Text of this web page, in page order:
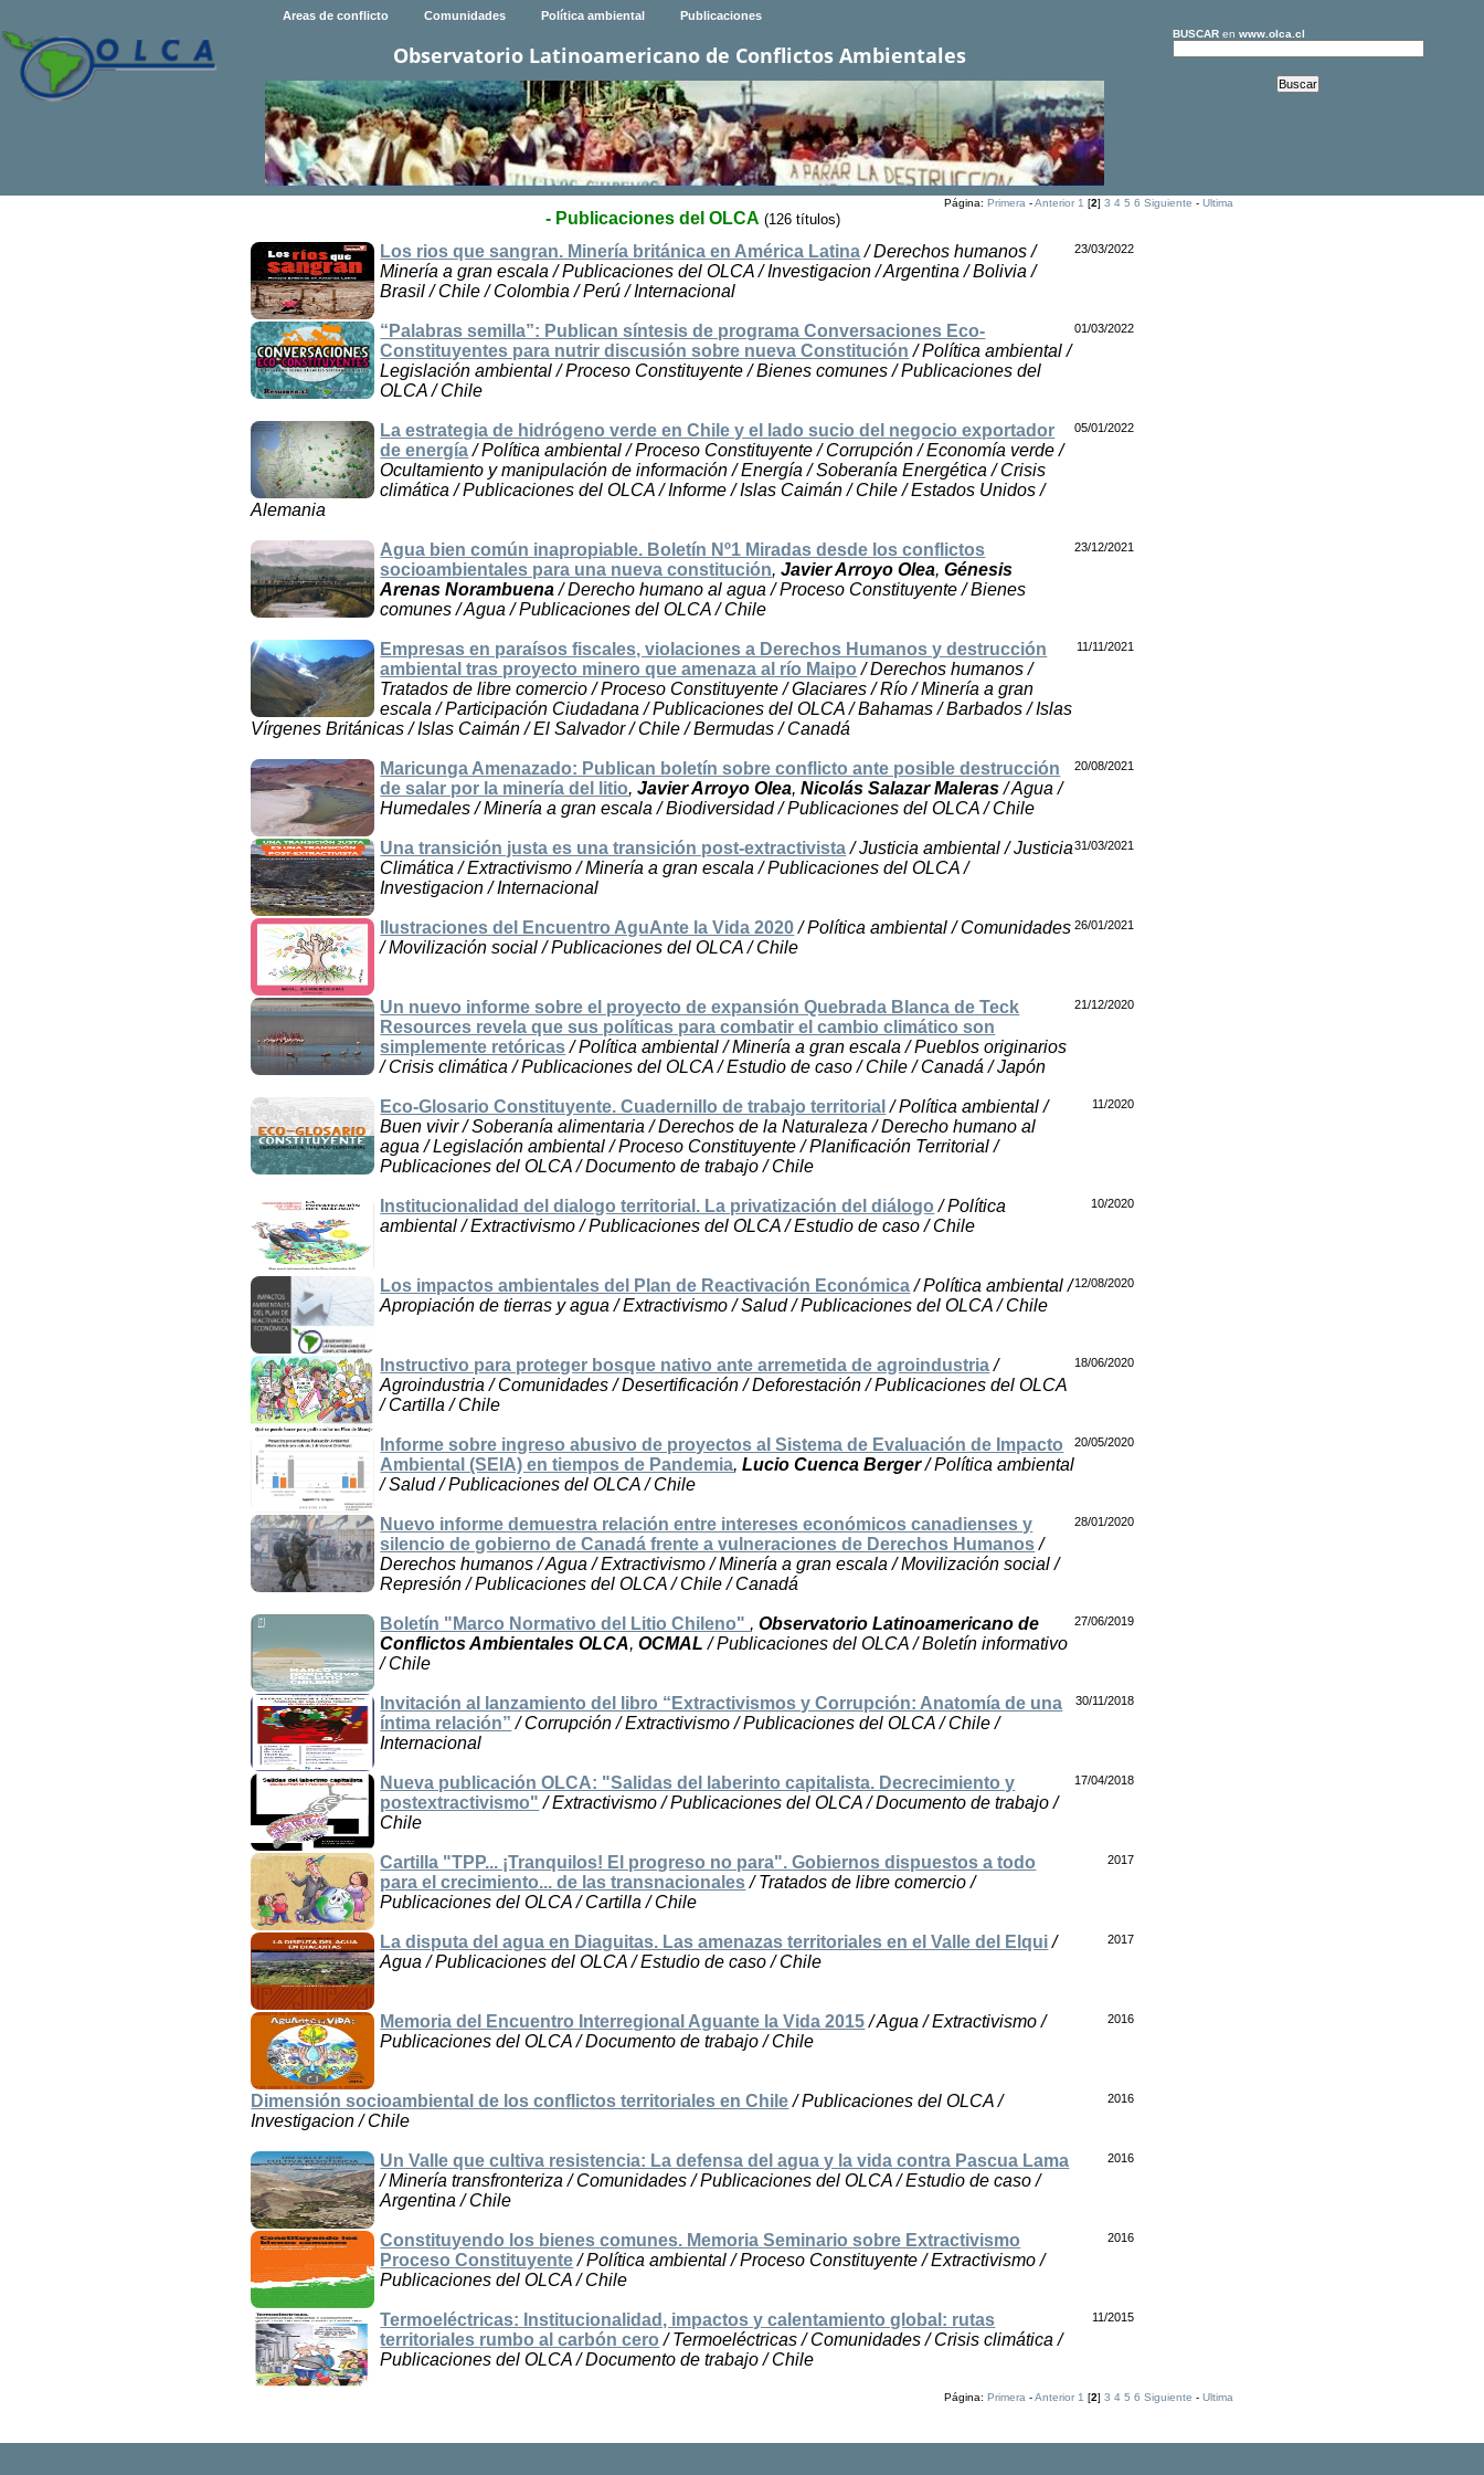
Areas de conflicto Comunidades Política ambiental Publicaciones
Observatorio Latinoamericano de Conflictos Ambientales
BUSCARen www.olca.cl
Página: Primera-Anterior 1 [2] 3 4 5 6 Siguiente - Ultima
- Publicaciones del OLCA (126 títulos)
Los rios que sangran. Minería británica en América Latina/ Derechos humanos /
Minería a gran escala / Publicaciones del OLCA / Investigacion / Argentina / Bolivia /
Brasil / Chile / Colombia / Perú / Internacional
23/03/2022
“Palabras semilla”: Publican síntesis de programa Conversaciones Eco-
Constituyentes para nutrir discusión sobre nueva Constitución / Política ambiental /
Legislación ambiental / Proceso Constituyente / Bienes comunes / Publicaciones del
OLCA / Chile
01/03/2022
La estrategia de hidrógeno verde en Chile y el lado sucio del negocio exportador
de energía/ Política ambiental / Proceso Constituyente / Corrupción / Economía verde /
Ocultamiento y manipulación de información / Energía / Soberanía Energética / Crisis
climática / Publicaciones del OLCA / Informe / Islas Caimán / Chile / Estados Unidos /
Alemania
05/01/2022
Agua bien común inapropiable. Boletín Nº1 Miradas desde los conflictos
socioambientales para una nueva constitución,Javier Arroyo Olea,Génesis
Arenas Norambuena/ Derecho humano al agua / Proceso Constituyente / Bienes
comunes / Agua / Publicaciones del OLCA / Chile
23/12/2021
Empresas en paraísos fiscales, violaciones a Derechos Humanos y destrucción
ambiental tras proyecto minero que amenaza al río Maipo / Derechos humanos /
Tratados de libre comercio / Proceso Constituyente / Glaciares / Río / Minería a gran
escala / Participación Ciudadana / Publicaciones del OLCA / Bahamas / Barbados / Islas
Vírgenes Británicas / Islas Caimán / El Salvador / Chile / Bermudas / Canadá
11/11/2021
Maricunga Amenazado: Publican boletín sobre conflicto ante posible destrucción
de salar por la minería del litio,Javier Arroyo Olea,Nicolás Salazar Maleras/ Agua /
Humedales / Minería a gran escala / Biodiversidad / Publicaciones del OLCA / Chile
20/08/2021
Una transición justa es una transición post-extractivista/ Justicia ambiental / Justicia
Climática / Extractivismo / Minería a gran escala / Publicaciones del OLCA /
Investigacion / Internacional
31/03/2021
Ilustraciones del Encuentro AguAnte la Vida 2020/ Política ambiental / Comunidades
/ Movilización social / Publicaciones del OLCA / Chile
26/01/2021
Un nuevo informe sobre el proyecto de expansión Quebrada Blanca de Teck
Resources revela que sus políticas para combatir el cambio climático son
simplemente retóricas/ Política ambiental / Minería a gran escala / Pueblos originarios
/ Crisis climática / Publicaciones del OLCA / Estudio de caso / Chile / Canadá / Japón
21/12/2020
Eco-Glosario Constituyente. Cuadernillo de trabajo territorial / Política ambiental /
Buen vivir / Soberanía alimentaria / Derechos de la Naturaleza / Derecho humano al
agua / Legislación ambiental / Proceso Constituyente / Planificación Territorial /
Publicaciones del OLCA / Documento de trabajo / Chile
11/2020
Institucionalidad del dialogo territorial. La privatización del diálogo / Política
ambiental / Extractivismo / Publicaciones del OLCA / Estudio de caso / Chile
10/2020
Los impactos ambientales del Plan de Reactivación Económica/ Política ambiental /
Apropiación de tierras y agua / Extractivismo / Salud / Publicaciones del OLCA / Chile
12/08/2020
Instructivo para proteger bosque nativo ante arremetida de agroindustria/
Agroindustria / Comunidades / Desertificación / Deforestación / Publicaciones del OLCA
/ Cartilla / Chile
18/06/2020
Informe sobre ingreso abusivo de proyectos al Sistema de Evaluación de Impacto
Ambiental (SEIA) en tiempos de Pandemia,Lucio Cuenca Berger/ Política ambiental
/ Salud / Publicaciones del OLCA / Chile
20/05/2020
Nuevo informe demuestra relación entre intereses económicos canadienses y
silencio de gobierno de Canadá frente a vulneraciones de Derechos Humanos/
Derechos humanos / Agua / Extractivismo / Minería a gran escala / Movilización social /
Represión / Publicaciones del OLCA / Chile / Canadá
28/01/2020
Boletín "Marco Normativo del Litio Chileno" ,Observatorio Latinoamericano de
Conflictos Ambientales OLCA,OCMAL / Publicaciones del OLCA / Boletín informativo
/ Chile
27/06/2019
Invitación al lanzamiento del libro “Extractivismos y Corrupción: Anatomía de una
íntima relación” / Corrupción / Extractivismo / Publicaciones del OLCA / Chile /
Internacional
30/11/2018
Nueva publicación OLCA: "Salidas del laberinto capitalista. Decrecimiento y
postextractivismo" / Extractivismo / Publicaciones del OLCA / Documento de trabajo /
Chile
17/04/2018
Cartilla "TPP... ¡Tranquilos! El progreso no para". Gobiernos dispuestos a todo
para el crecimiento... de las transnacionales/ Tratados de libre comercio /
Publicaciones del OLCA / Cartilla / Chile
2017
La disputa del agua en Diaguitas. Las amenazas territoriales en el Valle del Elqui/
Agua / Publicaciones del OLCA / Estudio de caso / Chile
2017
Memoria del Encuentro Interregional Aguante la Vida 2015/ Agua / Extractivismo /
Publicaciones del OLCA / Documento de trabajo / Chile
2016
Dimensión socioambiental de los conflictos territoriales en Chile/ Publicaciones del OLCA /
Investigacion / Chile
2016
Un Valle que cultiva resistencia: La defensa del agua y la vida contra Pascua Lama
/ Minería transfronteriza / Comunidades / Publicaciones del OLCA / Estudio de caso /
Argentina / Chile
2016
Constituyendo los bienes comunes. Memoria Seminario sobre Extractivismo
Proceso Constituyente/ Política ambiental / Proceso Constituyente / Extractivismo /
Publicaciones del OLCA / Chile
2016
Termoeléctricas: Institucionalidad, impactos y calentamiento global: rutas
territoriales rumbo al carbón cero / Termoeléctricas / Comunidades / Crisis climática /
Publicaciones del OLCA / Documento de trabajo / Chile
11/2015
Página: Primera-Anterior 1 [2] 3 4 5 6 Siguiente - Ultima